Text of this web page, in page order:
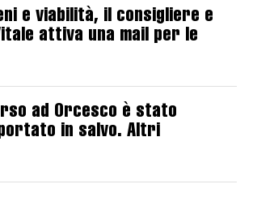
e viabilità, il consigliere e
attiva una mail per le
ad Orcesco è stato
in salvo. Altri